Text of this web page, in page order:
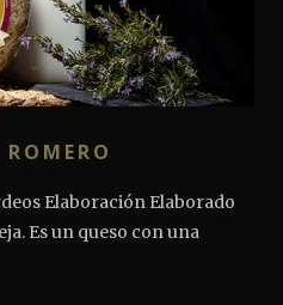
Elaboración Elaborado
Es un queso con una